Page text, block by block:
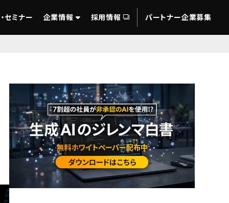
セミナー 企業情報 採用情報 パートナー企業募集